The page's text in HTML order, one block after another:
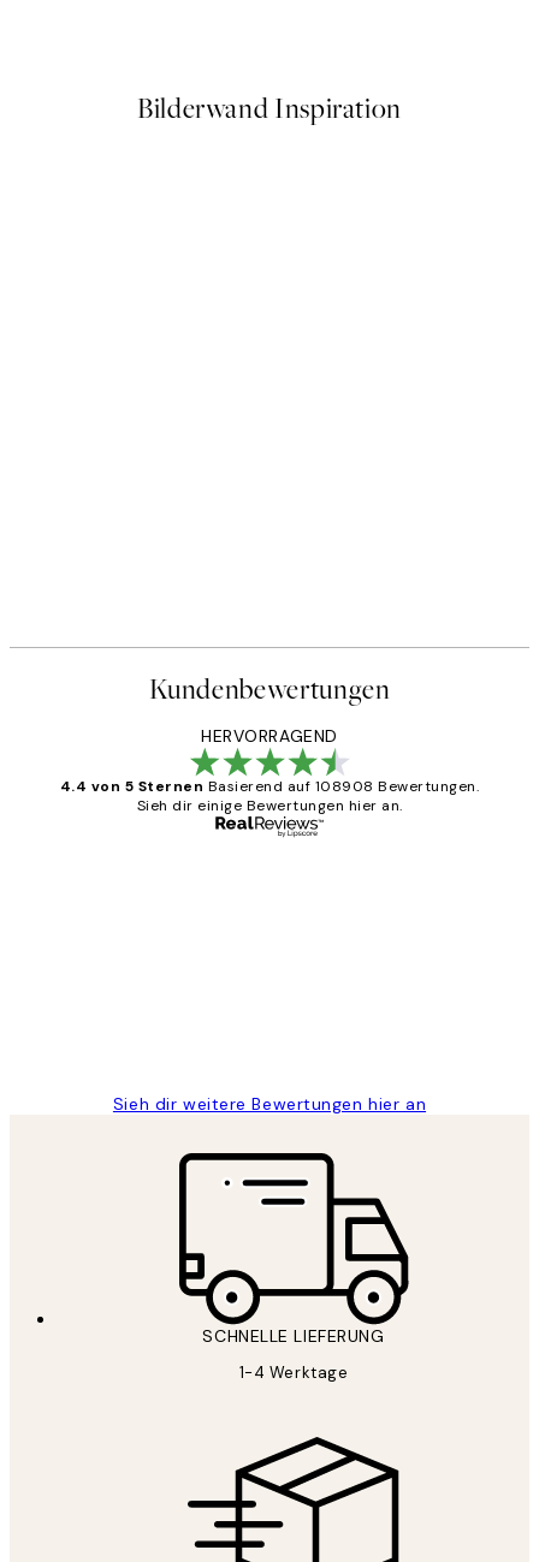
Bilderwand Inspiration
Kundenbewertungen
HERVORRAGEND
4.4 von 5 Sternen Basierend auf 108908 Bewertungen.
Sieh dir einige Bewertungen hier an.
Sieh dir weitere Bewertungen hier an
SCHNELLE LIEFERUNG
1-4 Werktage